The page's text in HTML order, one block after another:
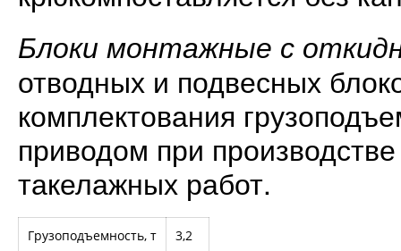
Блоки монтажные с
отводных и подвесных
комплектования
приводом при
такелажных работ.
Грузоподъемность, т 3,2